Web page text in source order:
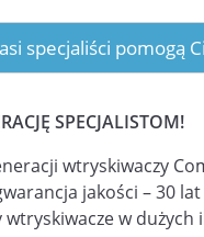
specjaliści pomogą
SPECJALISTOM!
wtryskiwaczy
jakości – 30
w